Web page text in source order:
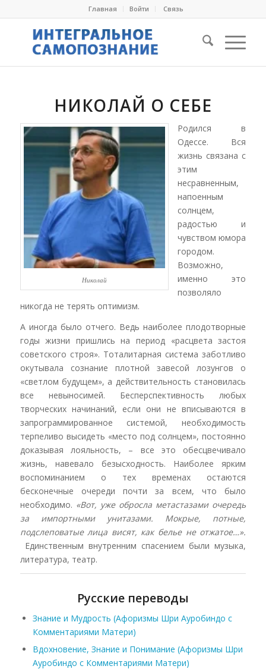
Главная Войти Cвязь
НИКОЛАЙ О СЕБЕ
Николай
Родился в
Одессе. Вся
жизнь связана с
этим
несравненным,
напоенным
солнцем,
радостью и
чувством юмора
городом.
Возможно,
именно это
позволяло
никогда не терять оптимизм.
А иногда было отчего. Ведь наиболее плодотворные
годы жизни пришлись на период «расцвета застоя
советского строя». Тоталитарная система заботливо
окутывала сознание плотной завесой лозунгов о
«светлом будущем», а действительность становилась
все невыносимей. Бесперспективность любых
творческих начинаний, если они не вписываются в
запрограммированное системой, необходимость
терпеливо высидеть «место под солнцем», постоянно
доказывая лояльность, – все это обесцвечивало
жизнь, навевало безысходность. Наиболее ярким
воспоминанием о тех временах остаются
бесконечные очереди почти за всем, что было
необходимо. «Вот, уже обросла метастазами очередь
за импортными унитазами. Мокрые, потные,
подслеповатые лица висят, как белье не отжатое…».
Единственным внутренним спасением были музыка,
литература, театр.
Русские переводы
Знание и Мудрость (Афоризмы Шри Ауробиндо с
Комментариями Матери)
Вдохновение, Знание и Понимание (Афоризмы Шри
Ауробиндо с Комментариями Матери)